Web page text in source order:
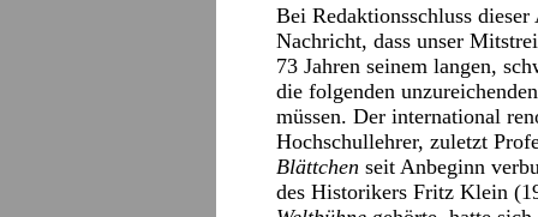
Bei Redaktionsschluss
Nachricht, dass unser
73 Jahren seinem langen,
die folgenden
müssen. Der international
Hochschullehrer, zuletzt
Blättchen seit Anbeginn
des Historikers Fritz Klein